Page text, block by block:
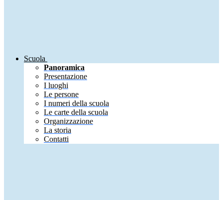
Scuola
Panoramica
Presentazione
I luoghi
Le persone
I numeri della scuola
Le carte della scuola
Organizzazione
La storia
Contatti